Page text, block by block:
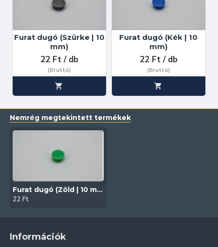
Furat dugó (Szürke | 10
mm)
22 Ft / db
(Bruttó)
Furat dugó (Kék | 10
mm)
22 Ft / db
(Bruttó)
Nemrég megtekintett termékek
Furat dugó (Zöld | 10 mm)
22 Ft
Információk